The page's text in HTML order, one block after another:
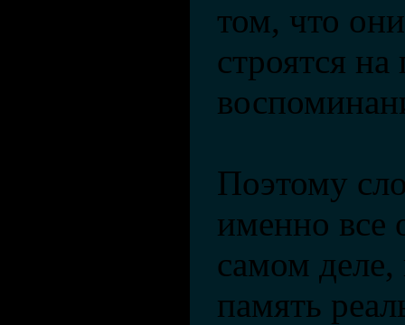
том, что
строятся
Поэтому
именно все
самом деле,
память